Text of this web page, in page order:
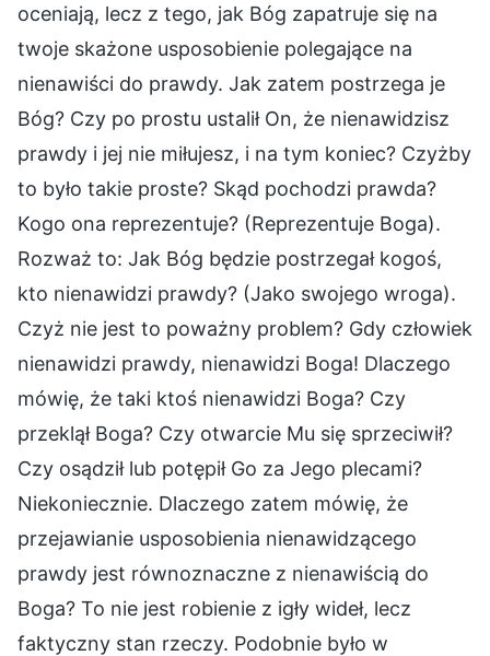
oceniają, lecz z tego, jak Bóg zapatruje się na
twoje skażone usposobienie polegające na
nienawiści do prawdy. Jak zatem postrzega je
Bóg? Czy po prostu ustalił On, że nienawidzisz
prawdy i jej nie miłujesz, i na tym koniec? Czyżby
to było takie proste? Skąd pochodzi prawda?
Kogo ona reprezentuje? (Reprezentuje Boga).
Rozważ to: Jak Bóg będzie postrzegał kogoś,
kto nienawidzi prawdy? (Jako swojego wroga).
Czyż nie jest to poważny problem? Gdy człowiek
nienawidzi prawdy, nienawidzi Boga! Dlaczego
mówię, że taki ktoś nienawidzi Boga? Czy
przeklął Boga? Czy otwarcie Mu się sprzeciwił?
Czy osądził lub potępił Go za Jego plecami?
Niekoniecznie. Dlaczego zatem mówię, że
przejawianie usposobienia nienawidzącego
prawdy jest równoznaczne z nienawiścią do
Boga? To nie jest robienie z igły wideł, lecz
faktyczny stan rzeczy. Podobnie było w